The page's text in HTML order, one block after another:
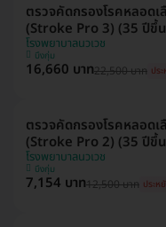
ตรวจคัดกรองโรคหลอด
(Stroke Pro 3) (35 ปีขึ้
โรงพยาบาลนวเวช
บึงกุ่ม
16,660 บาท22,500 บาท ปร
ตรวจคัดกรองโรคหลอด
(Stroke Pro 2) (35 ปีขึ้
โรงพยาบาลนวเวช
บึงกุ่ม
7,154 บาท12,500 บาท ประห